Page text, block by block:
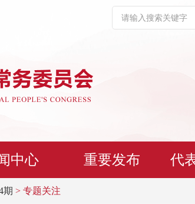
中心 重要发布 代
期 > 专题关注